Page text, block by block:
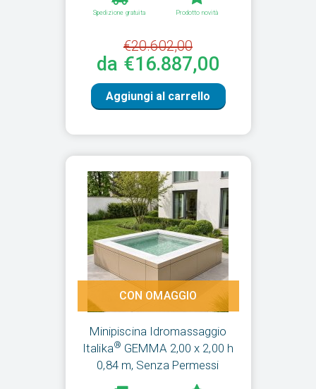
Spedizione gratuita Prodotto novità
€20.602,00
da €16.887,00
Aggiungi al carrello
Minipiscina Idromassaggio
Italika® GEMMA 2,00 x 2,00 h
0,84 m, Senza Permessi
CON OMAGGIO